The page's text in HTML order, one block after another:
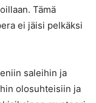
Tämä
ei jäisi pelkäksi
saleihin ja
olosuhteisiin ja